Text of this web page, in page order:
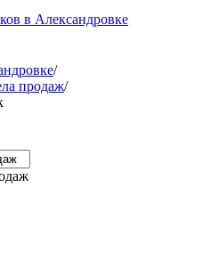
в Александровке
/
продаж/